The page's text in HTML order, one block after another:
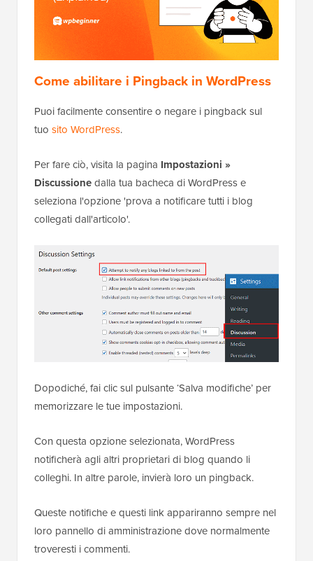
Come abilitare i Pingback in WordPress
Puoi facilmente consentire o negare i pingback sul
tuo sito WordPress.
Per fare ciò, visita la pagina Impostazioni »
Discussionedalla tua bacheca di WordPress e
seleziona l'opzione 'prova a notificare tutti i blog
collegati dall'articolo'.
Dopodiché, fai clic sul pulsante ‘Salva modifiche’ per
memorizzare le tue impostazioni.
Con questa opzione selezionata, WordPress
notificherà agli altri proprietari di blog quando li
colleghi. In altre parole, invierà loro un pingback.
Queste notifiche e questi link appariranno sempre nel
loro pannello di amministrazione dove normalmente
troveresti i commenti.